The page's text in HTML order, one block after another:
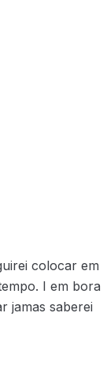
colocar em
I em bora
jamas saberei